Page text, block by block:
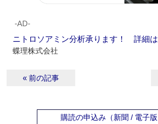
‐AD‐
ニトロソアミン分析承ります！ 詳細
蝶理株式会社
« 前の記事
購読の申込み（新聞 / 電子版